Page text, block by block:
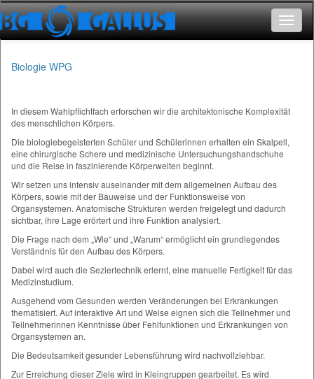
Toggle
Biologie WPG
In diesem Wahlpflichtfach erforschen wir die architektonische Komplexität
des menschlichen Körpers.
Die biologiebegeisterten Schüler und Schülerinnen erhalten ein Skalpell,
eine chirurgische Schere und medizinische Untersuchungshandschuhe
und die Reise in faszinierende Körperwelten beginnt.
Wir setzen uns intensiv auseinander mit dem allgemeinen Aufbau des
Körpers, sowie mit der Bauweise und der Funktionsweise von
Organsystemen. Anatomische Strukturen werden freigelegt und dadurch
sichtbar, ihre Lage erörtert und ihre Funktion analysiert.
Die Frage nach dem „Wie“ und „Warum“ ermöglicht ein grundlegendes
Verständnis für den Aufbau des Körpers.
Dabei wird auch die Seziertechnik erlernt, eine manuelle Fertigkeit für das
Medizinstudium.
Ausgehend vom Gesunden werden Veränderungen bei Erkrankungen
thematisiert. Auf interaktive Art und Weise eignen sich die Teilnehmer und
Teilnehmerinnen Kenntnisse über Fehlfunktionen und Erkrankungen von
Organsystemen an.
Die Bedeutsamkeit gesunder Lebensführung wird nachvollziehbar.
Zur Erreichung dieser Ziele wird in Kleingruppen gearbeitet. Es wird